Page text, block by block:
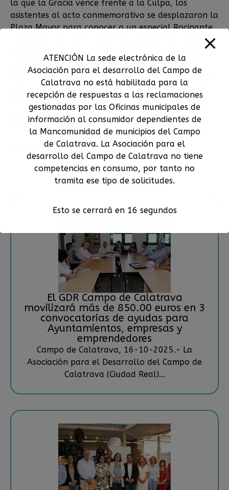
la que la Gracia vence frente a la Culpa, los
asistentes al acto conmemorativo se desplazaron la
Plaza Mayor para conocer a un especial Rocinante
también del Calatravaescena, y que recorrerá los
pueblos de la región para acercar el mundo del
teatro a grandes y pequeños como otros lo hicieron
antes. El recorrido de esta Unidad Móvil de Acción
Cultural comenzará en Granátula de Calatrava.
Rocinante llegará cargado de magia, teatro, cine,
fuente: Fotografía: Ayuntamiento de Almagro
Otras noticias
El GDR Campo de Calatrava
movilizará más de 850.00 euros en 3
convocatorias de ayudas para
Ayuntamientos, empresas y
emprendedores
Campo de Calatrava, 16-10-2025.- La
Asociación para el Desarrollo del Campo de
Calatrava (Ciudad Real)...
ATENCIÓN La sede electrónica de la
Asociación para el desarrollo del Campo de
Calatrava no está habilitada para la
recepción de respuestas a las reclamaciones
gestionadas por las Oficinas municipales de
información al consumidor dependientes de
la Mancomunidad de municipios del Campo
de Calatrava. La Asociación para el
desarrollo del Campo de Calatrava no tiene
competencias en consumo, por tanto no
tramita ese tipo de solicitudes.
Esto se cerrará en 16 segundos